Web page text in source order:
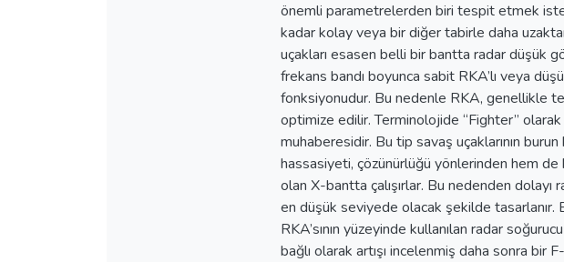
önemli parametrelerden biri tespit etmek
kadar kolay veya bir diğer tabirle daha
uçakları esasen belli bir bantta radar düşük
frekans bandı boyunca sabit RKA’lı veya
fonksiyonudur. Bu nedenle RKA, genellikle
optimize edilir. Terminolojide “Fighter” olarak
muhaberesidir. Bu tip savaş uçaklarının
hassasiyeti, çözünürlüğü yönlerinden hem
olan X-bantta çalışırlar. Bu nedenden dolayı
en düşük seviyede olacak şekilde tasarlanır.
RKA’sının yüzeyinde kullanılan radar
bağlı olarak artışı incelenmiş daha sonra bir